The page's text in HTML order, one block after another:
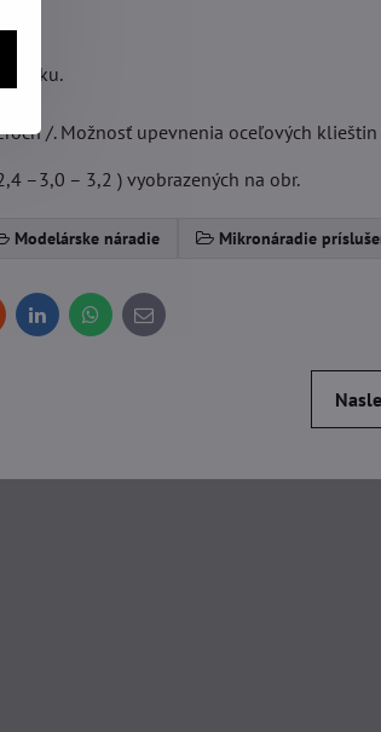
/. Možnosť upevnenia oceľových klieštin
–3,0 – 3,2 ) vyobrazených na obr.
Modelárske náradie Mikronáradie
LinkedInWhatsApp
E-
mail